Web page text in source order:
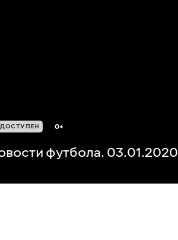
0+
футбола. 03.01.2020